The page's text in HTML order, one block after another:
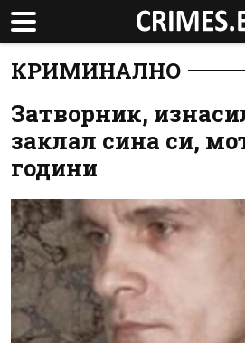
КРИМИНАЛНО
Затворник,
заклал сина си,
години